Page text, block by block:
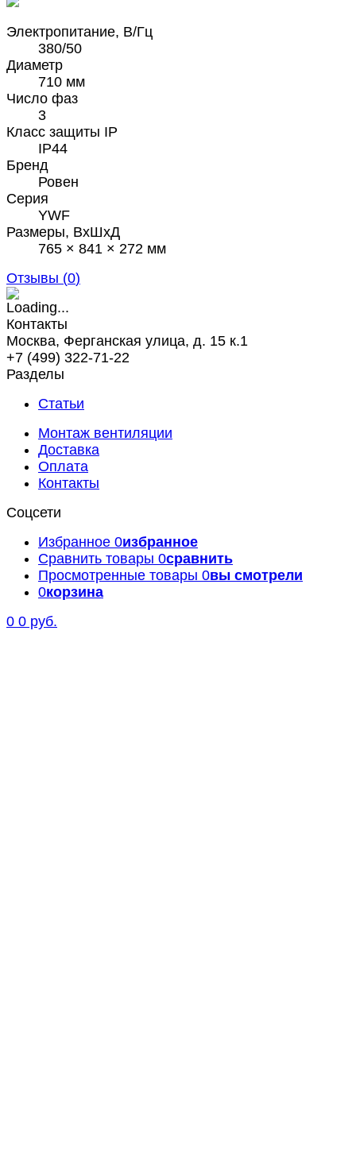
Электропитание, В/Гц
380/50
Диаметр
710 мм
Число фаз
3
Класс защиты IP
IP44
Бренд
Ровен
Серия
YWF
Размеры, ВхШхД
765 × 841 × 272 мм
Отзывы (0)
Контакты
Москва, Ферганская улица, д. 15 к.1
+7 (499) 322-71-22
Разделы
Статьи
Монтаж вентиляции
Доставка
Оплата
Контакты
Соцсети
Избранное 0избранное
Сравнить товары 0сравнить
Просмотренные товары 0вы смотрели
0корзина
0 0 руб.